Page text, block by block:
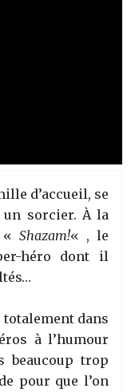
d’accueil, se
sorcier. À la
Shazam!« , le
héro dont il
dans
à l’humour
beaucoup trop
pour que l’on